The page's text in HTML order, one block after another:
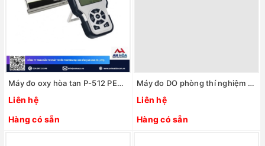
Máy đo oxy hòa tan P-512 PEAK
Liên hệ
Hàng có sẵn
Máy đo DO phòng thí nghiệm T-712 PEAK
Liên hệ
Hàng có sẵn